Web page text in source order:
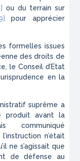
ou du terrain sur
pour apprécier
formelles issues
des droits de
le Conseil d’Etat
en la
suprême a
produit avant la
communiqué
n’était
ne s’agissait que
de défense au